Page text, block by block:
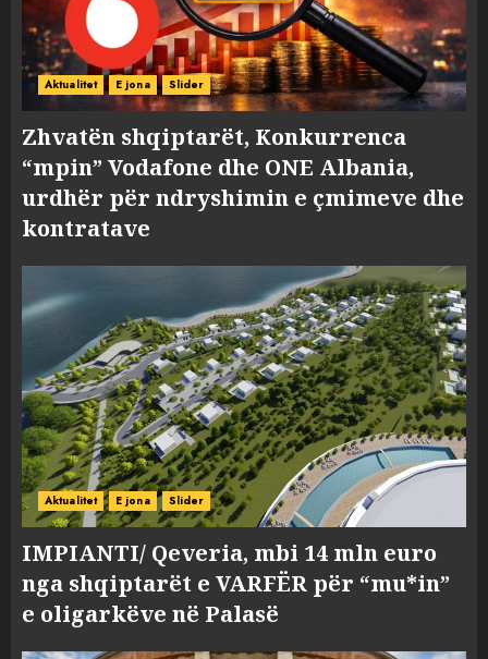
Aktualitet E jona Slider
Zhvatën shqiptarët, Konkurrenca
“mpin” Vodafone dhe ONE Albania,
urdhër për ndryshimin e çmimeve dhe
kontratave
Aktualitet E jona Slider
IMPIANTI/ Qeveria, mbi 14 mln euro
nga shqiptarët e VARFËR për “mu*in”
e oligarkëve në Palasë